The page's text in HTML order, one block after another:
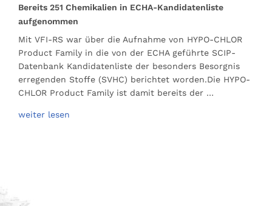
Bereits 251 Chemikalien in ECHA-Kandidatenliste
aufgenommen
Mit VFI-RS war über die Aufnahme von HYPO-CHLOR
Product Family in die von der ECHA geführte SCIP-
Datenbank Kandidatenliste der besonders Besorgnis
erregenden Stoffe (SVHC) berichtet worden.Die HYPO-
CHLOR Product Family ist damit bereits der …
weiter lesen